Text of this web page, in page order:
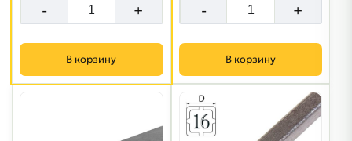
- +
В корзину
- +
В корзину